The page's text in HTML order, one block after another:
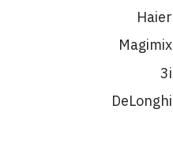
Haier
Magimix
3i
DeLonghi